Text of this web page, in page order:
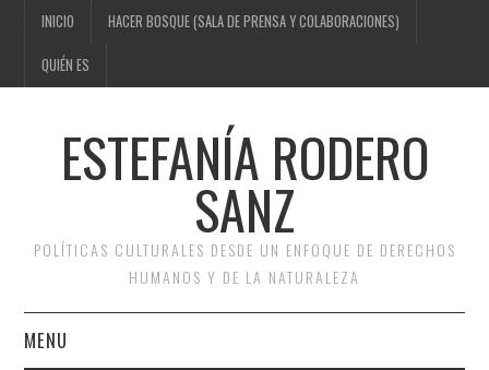
INICIO HACER BOSQUE (SALA DE PRENSA Y COLABORACIONES)
QUIÉN ES
ESTEFANÍA RODERO
SANZ
POLÍTICAS CULTURALES DESDE UN ENFOQUE DE DERECHOS
HUMANOS Y DE LA NATURALEZA
MENU